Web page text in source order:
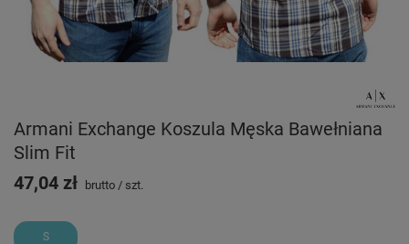
Armani Exchange Koszula Męska Bawełniana
Slim Fit
S
47,04 zł brutto / szt.